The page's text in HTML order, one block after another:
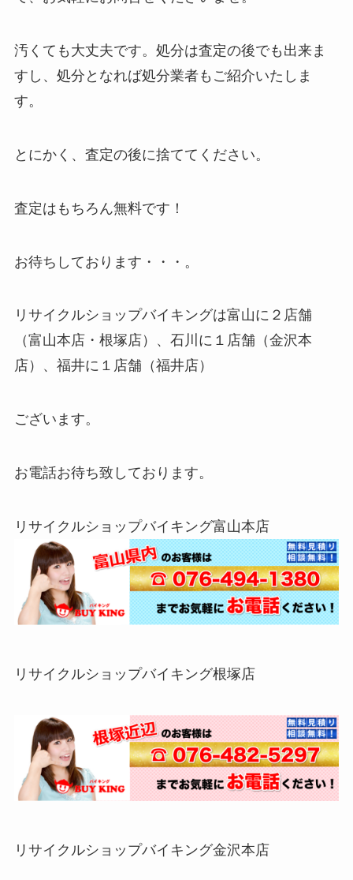
汚くても大丈夫です。処分は査定の後でも出来ま
すし、処分となれば処分業者もご紹介いたしま
す。
とにかく、査定の後に捨ててください。
査定はもちろん無料です！
お待ちしております・・・。
リサイクルショップバイキングは富山に２店舗
（富山本店・根塚店）、石川に１店舗（金沢本
店）、福井に１店舗（福井店）
ございます。
お電話お待ち致しております。
リサイクルショップバイキング富山本店
リサイクルショップバイキング根塚店
リサイクルショップバイキング金沢本店